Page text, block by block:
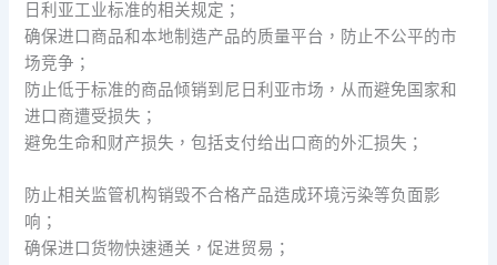
日利亚工业标准的相关规定；
确保进口商品和本地制造产品的质量平台，防止不公平的市
场竞争；
防止低于标准的商品倾销到尼日利亚市场，从而避免国家和
进口商遭受损失；
避免生命和财产损失，包括支付给出口商的外汇损失；
防止相关监管机构销毁不合格产品造成环境污染等负面影
响；
确保进口货物快速通关，促进贸易；